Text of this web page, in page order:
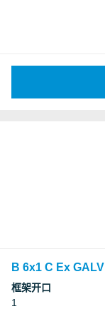
B 6x1 C Ex GALV
框架开口
1